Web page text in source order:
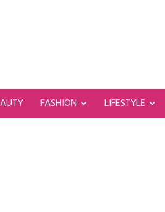
FASHION LIFESTYLE